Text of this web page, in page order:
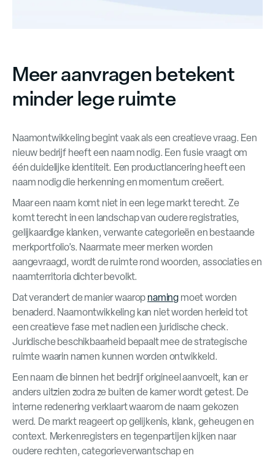
Meer aanvragen betekent
minder lege ruimte
Naamontwikkeling begint vaak als een creatieve vraag. Een
nieuw bedrijf heeft een naam nodig. Een fusie vraagt om
één duidelijke identiteit. Een productlancering heeft een
naam nodig die herkenning en momentum creëert.
Maar een naam komt niet in een lege markt terecht. Ze
komt terecht in een landschap van oudere registraties,
gelijkaardige klanken, verwante categorieën en bestaande
merkportfolio’s. Naarmate meer merken worden
aangevraagd, wordt de ruimte rond woorden, associaties en
naamterritoria dichter bevolkt.
Dat verandert de manier waaropnamingmoet worden
benaderd. Naamontwikkeling kan niet worden herleid tot
een creatieve fase met nadien een juridische check.
Juridische beschikbaarheid bepaalt mee de strategische
ruimte waarin namen kunnen worden ontwikkeld.
Een naam die binnen het bedrijf origineel aanvoelt, kan er
anders uitzien zodra ze buiten de kamer wordt getest. De
interne redenering verklaart waarom de naam gekozen
werd. De markt reageert op gelijkenis, klank, geheugen en
context. Merkenregisters en tegenpartijen kijken naar
oudere rechten, categorieverwantschap en